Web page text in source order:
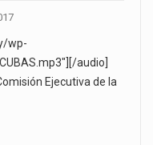
wp-
audio]
Ejecutiva de la